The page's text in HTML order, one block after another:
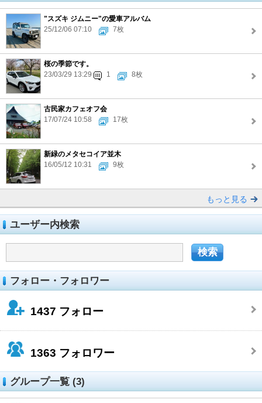
"スズキ ジムニー"の愛車アルバム
25/12/06 07:10
7枚
桜の季節です。
23/03/29 13:29
1 8枚
古民家カフェオフ会
17/07/24 10:58
17枚
新緑のメタセコイア並木
16/05/12 10:31
9枚
もっと見る
ユーザー内検索
フォロー・フォロワー
1437 フォロー
1363 フォロワー
グループ一覧 (3)